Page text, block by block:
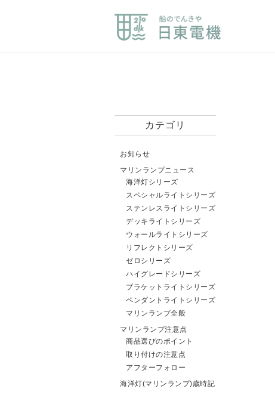
カテゴリ
お知らせ
マリンランプニュース
海洋灯シリーズ
スペシャルライトシリーズ
ステンレスライトシリーズ
デッキライトシリーズ
ウォールライトシリーズ
リフレクトシリーズ
ゼロシリーズ
ハイグレードシリーズ
ブラケットライトシリーズ
ペンダントライトシリーズ
マリンランプ全般
マリンランプ注意点
商品選びのポイント
取り付けの注意点
アフターフォロー
海洋灯(マリンランプ)歳時記